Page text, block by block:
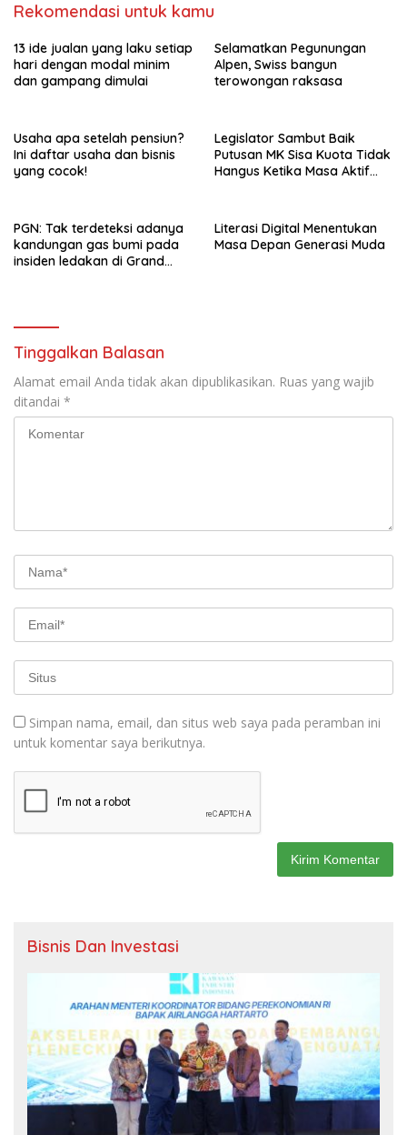
Rekomendasi untuk kamu
13 ide jualan yang laku setiap
hari dengan modal minim
dan gampang dimulai
Selamatkan Pegunungan
Alpen, Swiss bangun
terowongan raksasa
Usaha apa setelah pensiun?
Ini daftar usaha dan bisnis
yang cocok!
Legislator Sambut Baik
Putusan MK Sisa Kuota Tidak
Hangus Ketika Masa Aktif
PGN: Tak terdeteksi adanya
kandungan gas bumi pada
insiden ledakan di Grand
Literasi Digital Menentukan
Masa Depan Generasi Muda
Tinggalkan Balasan
Alamat email Anda tidak akan dipublikasikan. Ruas yang wajib
ditandai *
Simpan nama, email, dan situs web saya pada peramban ini
untuk komentar saya berikutnya.
Bisnis Dan Investasi